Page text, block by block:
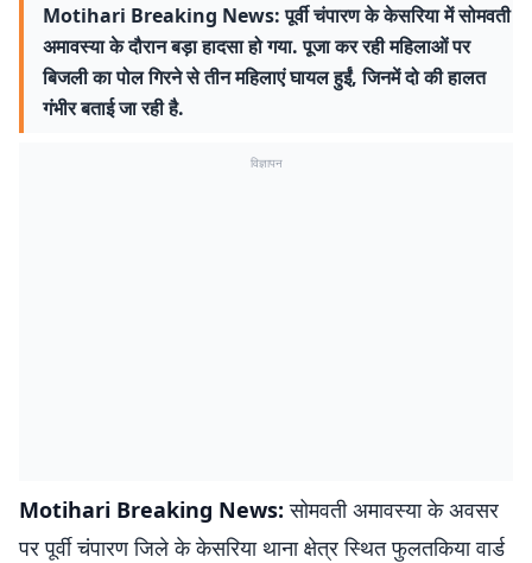
Motihari Breaking News: पूर्वी चंपारण के केसरिया में सोमवती
अमावस्या के दौरान बड़ा हादसा हो गया. पूजा कर रही महिलाओं पर
बिजली का पोल गिरने से तीन महिलाएं घायल हुईं, जिनमें दो की हालत
गंभीर बताई जा रही है.
विज्ञापन
Motihari Breaking News: सोमवती अमावस्या के अवसर
पर पूर्वी चंपारण जिले के केसरिया थाना क्षेत्र स्थित फुलतकिया वार्ड